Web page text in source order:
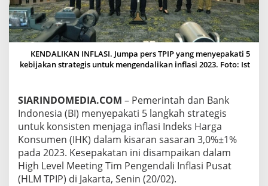
I
5
L
N
G
H
S
T
A
T
E
G
KENDALIKAN INFLASI. Jumpa pers TPIP yang menyepakati 5
kebijakan strategis untuk mengendalikan inflasi 2023. Foto: Ist
SIARINDOMEDIA.COM – Pemerintah dan Bank
Indonesia (BI) menyepakati 5 langkah strategis
untuk konsisten menjaga inflasi Indeks Harga
Konsumen (IHK) dalam kisaran sasaran 3,0%±1%
pada 2023. Kesepakatan ini disampaikan dalam
High Level Meeting Tim Pengendali Inflasi Pusat
(HLM TPIP) di Jakarta, Senin (20/02).